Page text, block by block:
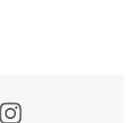
Instagram